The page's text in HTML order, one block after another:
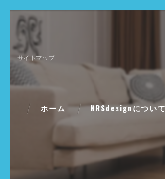
サイトマップ
ホーム KRSdesignについて